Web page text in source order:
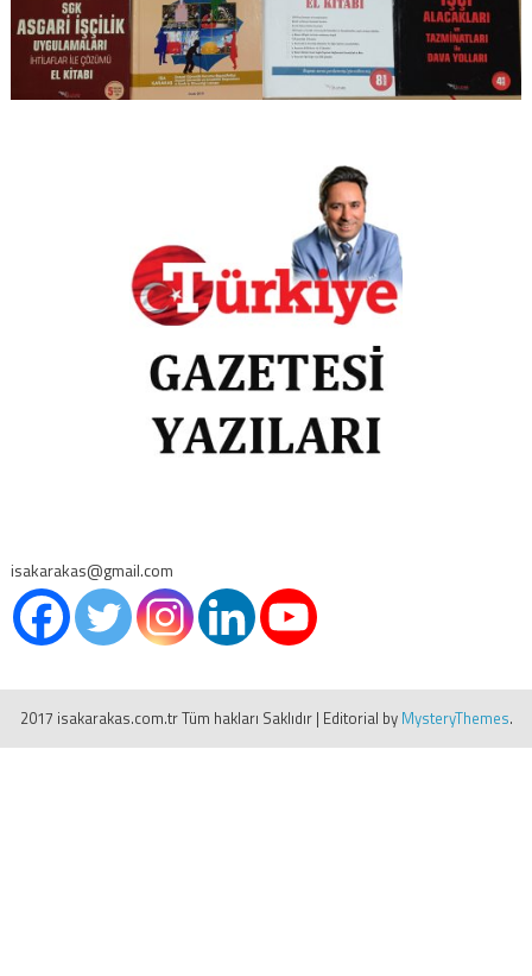
isakarakas@gmail.com
2017 isakarakas.com.tr Tüm hakları Saklıdır | Editorial by MysteryThemes.